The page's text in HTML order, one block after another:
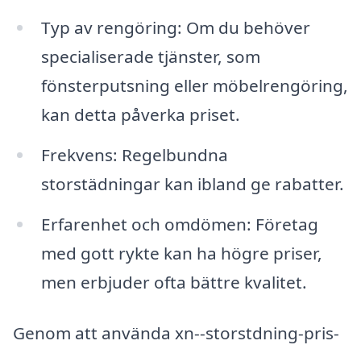
Typ av rengöring: Om du behöver
specialiserade tjänster, som
fönsterputsning eller möbelrengöring,
kan detta påverka priset.
Frekvens: Regelbundna
storstädningar kan ibland ge rabatter.
Erfarenhet och omdömen: Företag
med gott rykte kan ha högre priser,
men erbjuder ofta bättre kvalitet.
Genom att använda xn--storstdning-pris-